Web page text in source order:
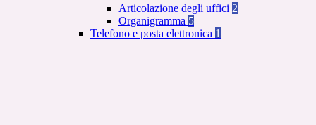
Articolazione degli uffici 2
Organigramma 5
Telefono e posta elettronica 1